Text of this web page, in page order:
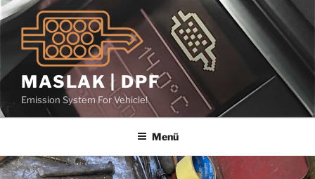
İçeriğe
geç
MASLAK | DPF
Emission System For Vehicle!
Menü